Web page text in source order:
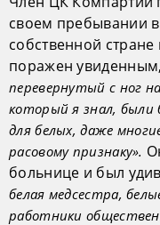
своем пребывании
собственной
поражен
перевернутый с ног
который я знал, были
для белых, даже
расовому признаку».
больнице и был
белая медсестра,
работники